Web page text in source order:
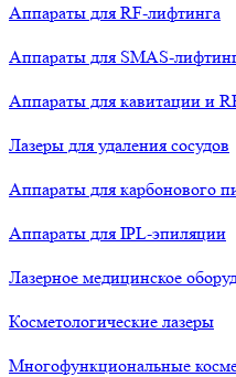
Аппараты для RF-лифтинга
Аппараты для SMAS-
Аппараты для кавитации и
Лазеры для удаления сосудов
Аппараты для карбонового
Аппараты для IPL-эпиляции
Лазерное медицинское
Косметологические лазеры
Многофункциональные